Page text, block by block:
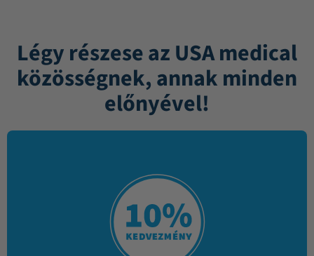
Légy részese az USA medical
közösségnek, annak minden
előnyével!